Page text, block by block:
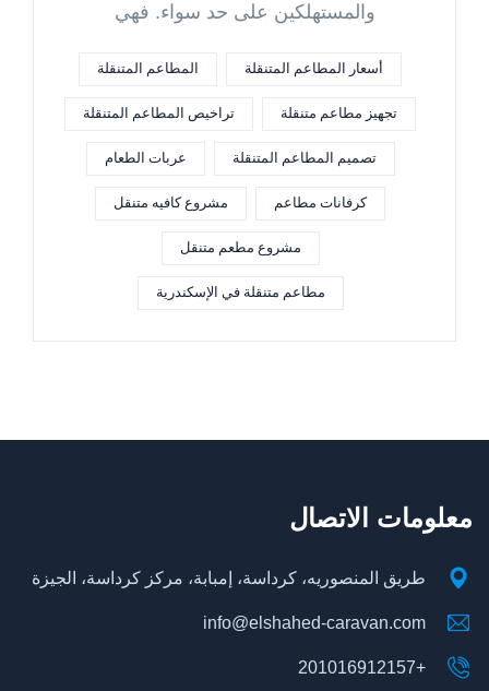
والمستهلكين على حد سواء. فهي
أسعار المطاعم المتنقلة المطاعم المتنقلة
تجهيز مطاعم متنقلة تراخيص المطاعم المتنقلة
تصميم المطاعم المتنقلة عربات الطعام
كرفانات مطاعم مشروع كافيه متنقل
مشروع مطعم متنقل
مطاعم متنقلة في الإسكندرية
معلومات الاتصال
طريق المنصوريه، كرداسة، إمبابة، مركز كرداسة، الجيزة
info@elshahed-caravan.com
+201016912157